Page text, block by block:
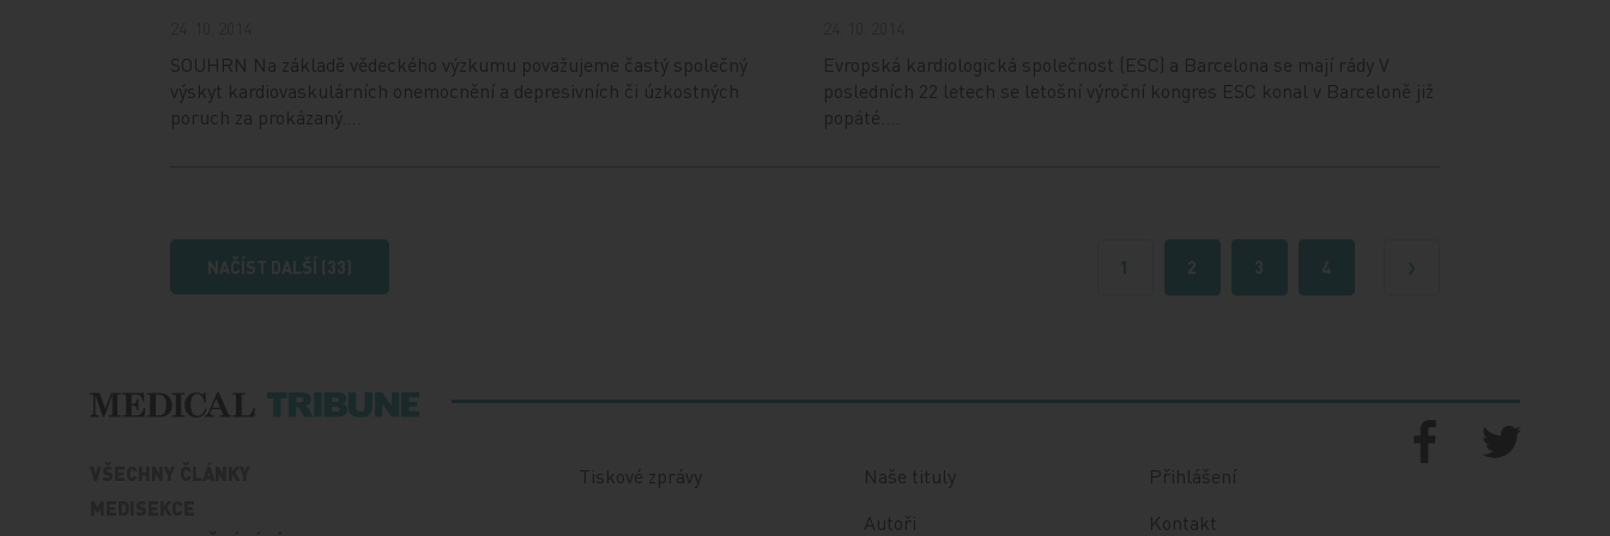
SOUHRN Na základě vědeckého výzkumu považujeme častý společný
výskyt kardiovaskulárních onemocnění a depresivních či úzkostných
poruch za prokázaný.…
Evropská kardiologická společnost (ESC) a Barcelona se mají rády V
posledních 22 letech se letošní výroční kongres ESC konal v Barceloně již
popáté.…
NAČÍST DALŠÍ (33) 1 2 3 4 Další
Tiskové zprávy
Naše tituly
Autoři
Přihlášení
Kontakt